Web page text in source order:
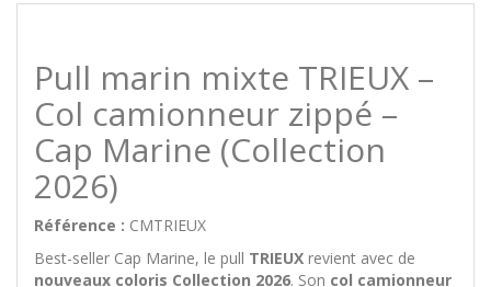
Pull marin mixte TRIEUX –
Col camionneur zippé –
Cap Marine (Collection
2026)
Référence : CMTRIEUX
Best-seller Cap Marine, le pull TRIEUX revient avec de
nouveaux coloris Collection 2026. Son col camionneur